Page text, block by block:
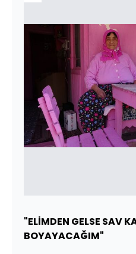
"ELİMDEN GELSE SAV
BOYAYACAĞIM"